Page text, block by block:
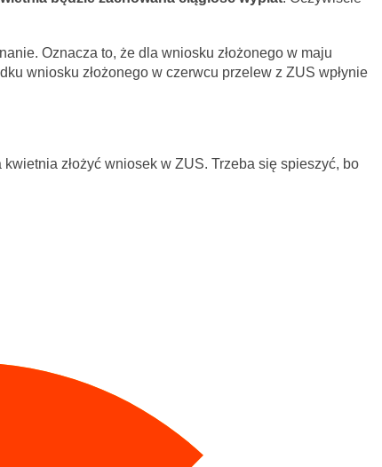
Oznacza to, że dla wniosku złożonego w maju
wniosku złożonego w czerwcu przelew z ZUS wpłynie
złożyć wniosek w ZUS. Trzeba się spieszyć, bo